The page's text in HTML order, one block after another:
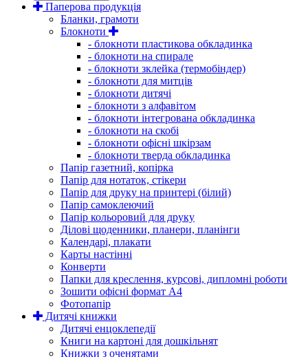
Паперова продукція
Бланки, грамоти
Блокноти
- блокноти пластикова обкладинка
- блокноти на спирале
- блокноти зклейка (термобіндер)
- блокноти для митців
- блокноти дитячі
- блокноти з алфавітом
- блокноти інтегрована обкладинка
- блокноти на скобі
- блокноти офісні шкірзам
- блокноти тверда обкладинка
Папір газетний, копірка
Папір для нотаток, стікери
Папір для друку на принтері (білий)
Папір самоклеючий
Папір кольоровий для друку
Ділові щоденники, планери, планінги
Календарі, плакати
Карты настінні
Конверти
Папки для креслення, курсові, дипломні роботи
Зошити офісні формат А4
Фотопапір
Дитячі книжки
Дитячі енцоклепедії
Книги на картоні для дошкільнят
Книжки з оченятами